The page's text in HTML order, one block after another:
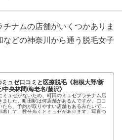
ナムの店舗がいくつかありま
どの神奈川から通う脱毛女子
ミュゼ口コミと医療脱毛《相模大野/新
中央林間/海老名/藤沢》
ミュゼがないため、町田のミュゼプラチナム店
ました。町田駅は何店舗かあるんですが、口コ
たら、予約が取りやすい店舗もあるみたいです♪
着して、数分歩くとミュゼがあります。写真つ